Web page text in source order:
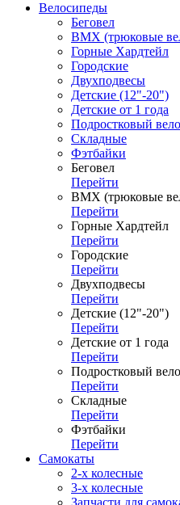
Велосипеды
Беговел
ВМХ (трюковые
Горные Хардтейл
Городские
Двухподвесы
Детские (12"-20")
Детские от 1 года
Подростковый
Складные
Фэтбайки
Беговел
Перейти
ВМХ (трюковые
Перейти
Горные Хардтейл
Перейти
Городские
Перейти
Двухподвесы
Перейти
Детские (12"-20")
Перейти
Детские от 1 года
Перейти
Подростковый
Перейти
Складные
Перейти
Фэтбайки
Перейти
Самокаты
2-х колесные
3-х колесные
Запчасти для